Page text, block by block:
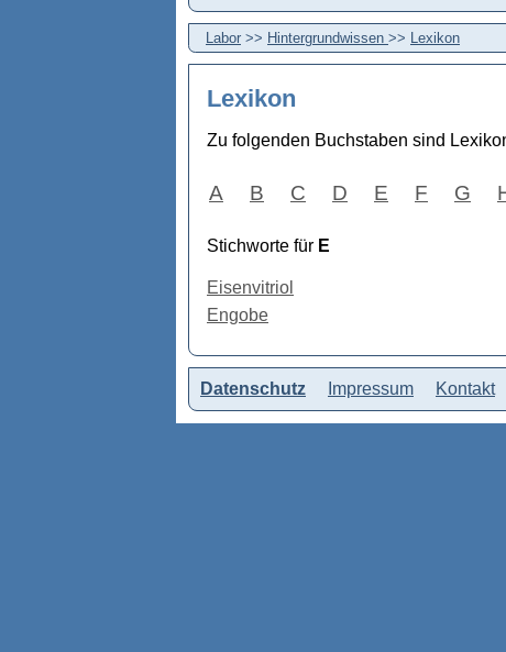
Labor >> Hintergrundwissen >> Lexikon
Lexikon
Zu folgenden Buchstaben sind
A B C D E F G
Stichworte für E
Eisenvitriol
Engobe
Datenschutz Impressum Kontakt